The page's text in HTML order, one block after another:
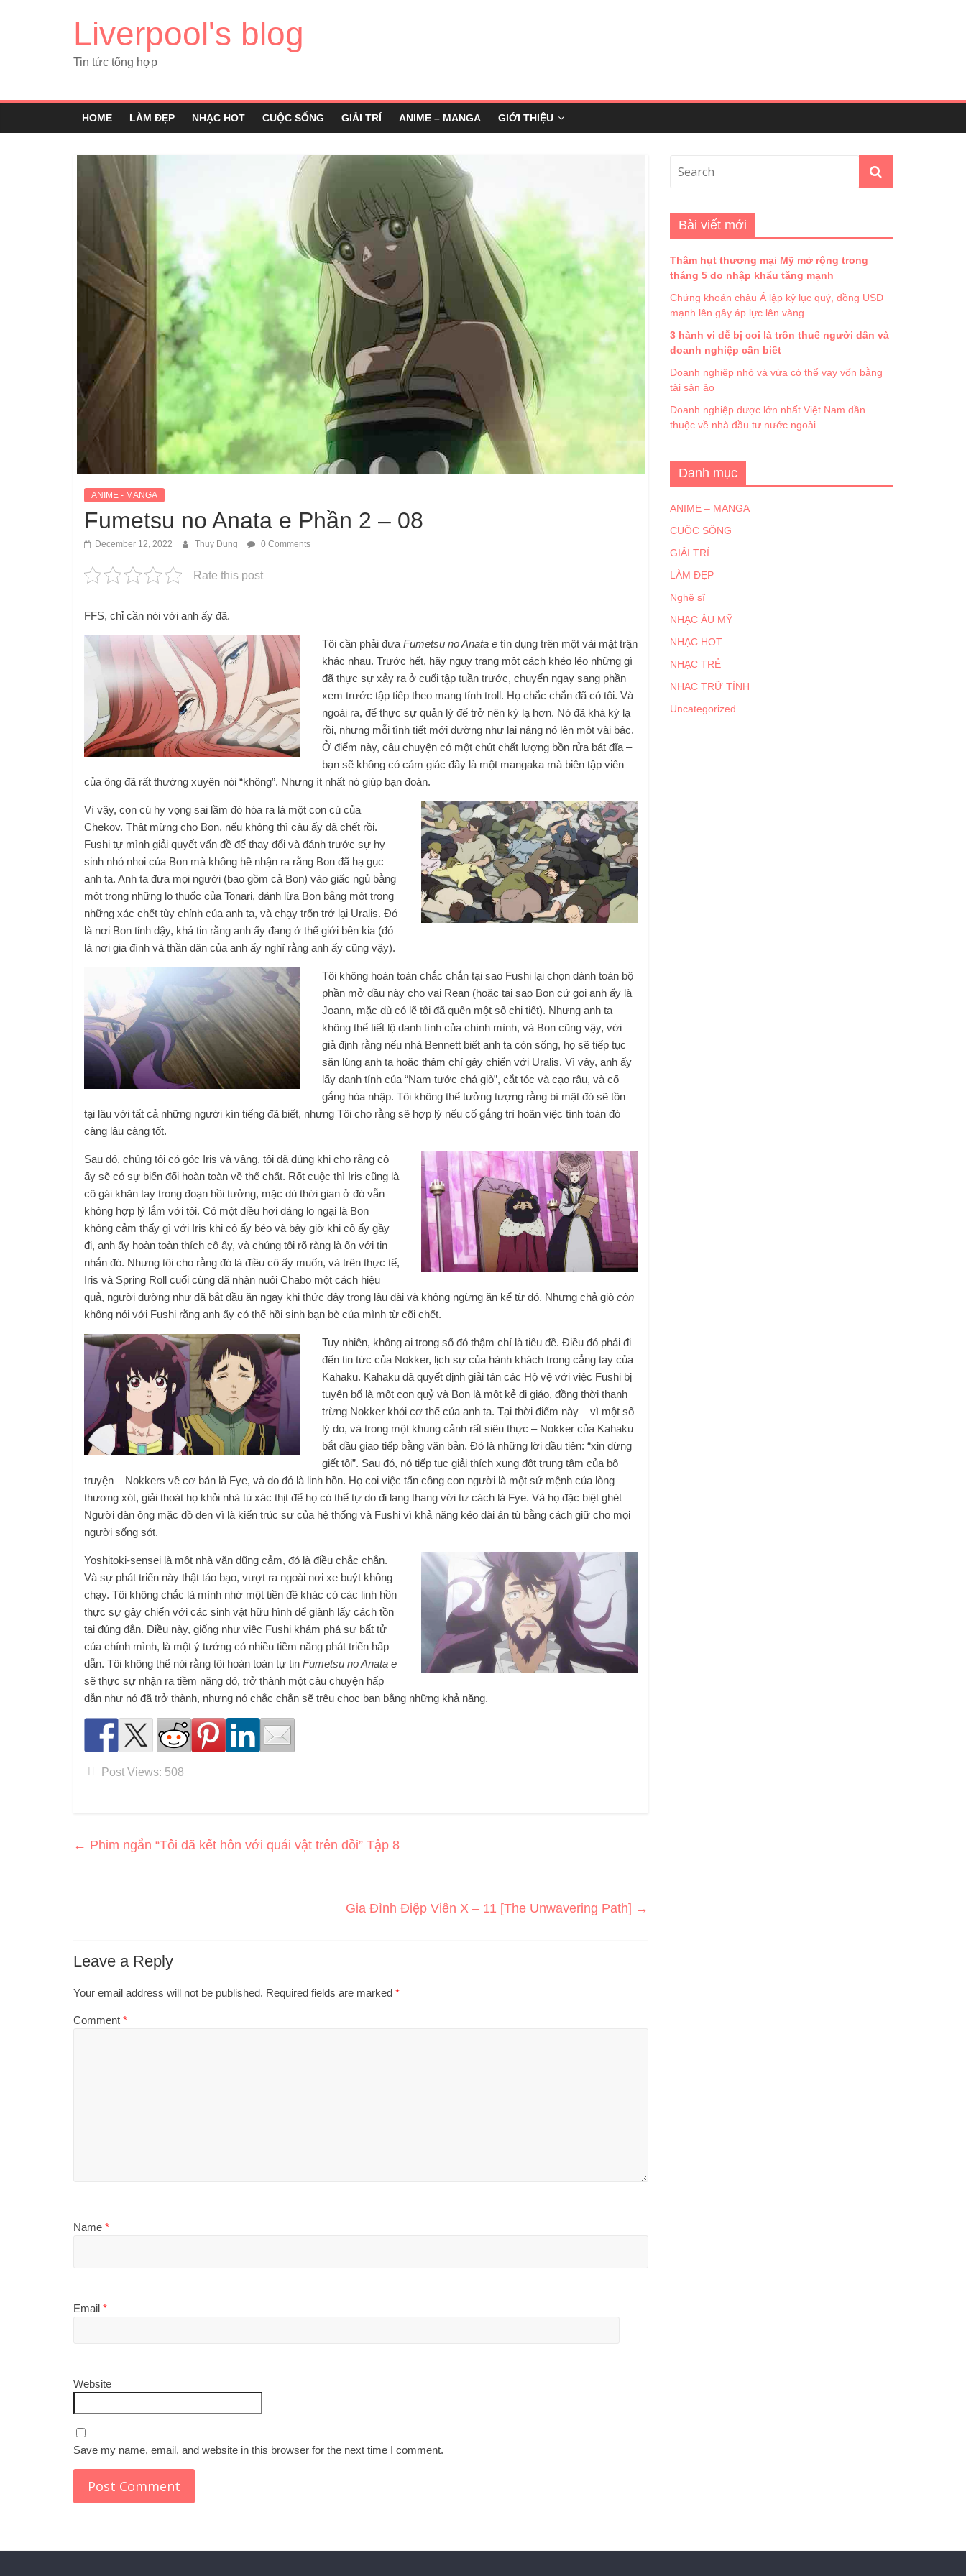
Liverpool's blog
Tin tức tổng hợp
HOME LÀM ĐẸP NHẠC HOT CUỘC SỐNG GIẢI TRÍ ANIME – MANGA GIỚI THIỆU
ANIME - MANGA
Fumetsu no Anata e Phần 2 – 08
December 12, 2022 Thuy Dung 0 Comments
Rate this post
FFS, chỉ cần nói với anh ấy đã.
Tôi cần phải đưa Fumetsu no Anata e tín dụng trên một vài mặt trận
khác nhau. Trước hết, hãy ngụy trang một cách khéo léo những gì
đã thực sự xảy ra ở cuối tập tuần trước, chuyển ngay sang phần
xem trước tập tiếp theo mang tính troll. Họ chắc chắn đã có tôi. Và
ngoài ra, để thực sự quản lý để trở nên kỳ lạ hơn. Nó đã khá kỳ lạ
rồi, nhưng mỗi tình tiết mới dường như lại nâng nó lên một vài bậc.
Ở điểm này, câu chuyện có một chút chất lượng bồn rửa bát đĩa –
bạn sẽ không có cảm giác đây là một mangaka mà biên tập viên
của ông đã rất thường xuyên nói “không”. Nhưng ít nhất nó giúp bạn đoán.
Vì vậy, con cú hy vọng sai lầm đó hóa ra là một con cú của
Chekov. Thật mừng cho Bon, nếu không thì cậu ấy đã chết rồi.
Fushi tự mình giải quyết vấn đề để thay đổi và đánh trước sự hy
sinh nhỏ nhoi của Bon mà không hề nhận ra rằng Bon đã hạ gục
anh ta. Anh ta đưa mọi người (bao gồm cả Bon) vào giấc ngủ bằng
một trong những lọ thuốc của Tonari, đánh lừa Bon bằng một trong
những xác chết tùy chỉnh của anh ta, và chạy trốn trở lại Uralis. Đó
là nơi Bon tỉnh dậy, khá tin rằng anh ấy đang ở thế giới bên kia (đó
là nơi gia đình và thần dân của anh ấy nghĩ rằng anh ấy cũng vậy).
Tôi không hoàn toàn chắc chắn tại sao Fushi lại chọn dành toàn bộ
phần mở đầu này cho vai Rean (hoặc tại sao Bon cứ gọi anh ấy là
Joann, mặc dù có lẽ tôi đã quên một số chi tiết). Nhưng anh ta
không thể tiết lộ danh tính của chính mình, và Bon cũng vậy, với
giả định rằng nếu nhà Bennett biết anh ta còn sống, họ sẽ tiếp tục
săn lùng anh ta hoặc thậm chí gây chiến với Uralis. Vì vậy, anh ấy
lấy danh tính của “Nam tước chả giò”, cắt tóc và cạo râu, và cố
gắng hòa nhập. Tôi không thể tưởng tượng rằng bí mật đó sẽ tồn
tại lâu với tất cả những người kín tiếng đã biết, nhưng Tôi cho rằng sẽ hợp lý nếu cố gắng trì hoãn việc tính toán đó
càng lâu càng tốt.
Sau đó, chúng tôi có góc Iris và vâng, tôi đã đúng khi cho rằng cô
ấy sẽ có sự biến đổi hoàn toàn về thể chất. Rốt cuộc thì Iris cũng là
cô gái khăn tay trong đoạn hồi tưởng, mặc dù thời gian ở đó vẫn
không hợp lý lắm với tôi. Có một điều hơi đáng lo ngại là Bon
không cảm thấy gì với Iris khi cô ấy béo và bây giờ khi cô ấy gầy
đi, anh ấy hoàn toàn thích cô ấy, và chúng tôi rõ ràng là ổn với tin
nhắn đó. Nhưng tôi cho rằng đó là điều cô ấy muốn, và trên thực tế,
Iris và Spring Roll cuối cùng đã nhận nuôi Chabo một cách hiệu
quả, người dường như đã bắt đầu ăn ngay khi thức dậy trong lâu đài và không ngừng ăn kể từ đó. Nhưng chả giò còn
không nói với Fushi rằng anh ấy có thể hồi sinh bạn bè của mình từ cõi chết.
Tuy nhiên, không ai trong số đó thậm chí là tiêu đề. Điều đó phải đi
đến tin tức của Nokker, lịch sự của hành khách trong cẳng tay của
Kahaku. Kahaku đã quyết định giải tán các Hộ vệ với việc Fushi bị
tuyên bố là một con quỷ và Bon là một kẻ dị giáo, đồng thời thanh
trừng Nokker khỏi cơ thể của anh ta. Tại thời điểm này – vì một số
lý do, và trong một khung cảnh rất siêu thực – Nokker của Kahaku
bắt đầu giao tiếp bằng văn bản. Đó là những lời đầu tiên: “xin đừng
giết tôi”. Sau đó, nó tiếp tục giải thích xung đột trung tâm của bộ
truyện – Nokkers về cơ bản là Fye, và do đó là linh hồn. Họ coi việc tấn công con người là một sứ mệnh của lòng
thương xót, giải thoát họ khỏi nhà tù xác thịt để họ có thể tự do đi lang thang với tư cách là Fye. Và họ đặc biệt ghét
Người đàn ông mặc đồ đen vì là kiến ​​​​trúc sư của hệ thống và Fushi vì khả năng kéo dài án tù bằng cách giữ cho mọi
người sống sót.
Yoshitoki-sensei là một nhà văn dũng cảm, đó là điều chắc chắn.
Và sự phát triển này thật táo bạo, vượt ra ngoài nơi xe buýt không
chạy. Tôi không chắc là mình nhớ một tiền đề khác có các linh hồn
thực sự gây chiến với các sinh vật hữu hình để giành lấy cách tồn
tại đúng đắn. Điều này, giống như việc Fushi khám phá sự bất tử
của chính mình, là một ý tưởng có nhiều tiềm năng phát triển hấp
dẫn. Tôi không thể nói rằng tôi hoàn toàn tự tin Fumetsu no Anata e
sẽ thực sự nhận ra tiềm năng đó, trở thành một câu chuyện hấp
dẫn như nó đã trở thành, nhưng nó chắc chắn sẽ trêu chọc bạn bằng những khả năng.
Post Views: 508
← Phim ngắn “Tôi đã kết hôn với quái vật trên đồi” Tập 8
Gia Đình Điệp Viên X – 11 [The Unwavering Path] →
Leave a Reply
Your email address will not be published. Required fields are marked *
Comment *
Name *
Email *
Website
Save my name, email, and website in this browser for the next time I comment.
Bài viết mới
Thâm hụt thương mại Mỹ mở rộng trong
tháng 5 do nhập khẩu tăng mạnh
Chứng khoán châu Á lập kỷ lục quý, đồng USD
mạnh lên gây áp lực lên vàng
3 hành vi dễ bị coi là trốn thuế người dân và
doanh nghiệp cần biết
Doanh nghiệp nhỏ và vừa có thể vay vốn bằng
tài sản ảo
Doanh nghiệp dược lớn nhất Việt Nam dần
thuộc về nhà đầu tư nước ngoài
Danh mục
ANIME – MANGA
CUỘC SỐNG
GIẢI TRÍ
LÀM ĐẸP
Nghệ sĩ
NHẠC ÂU MỸ
NHẠC HOT
NHẠC TRẺ
NHẠC TRỮ TÌNH
Uncategorized